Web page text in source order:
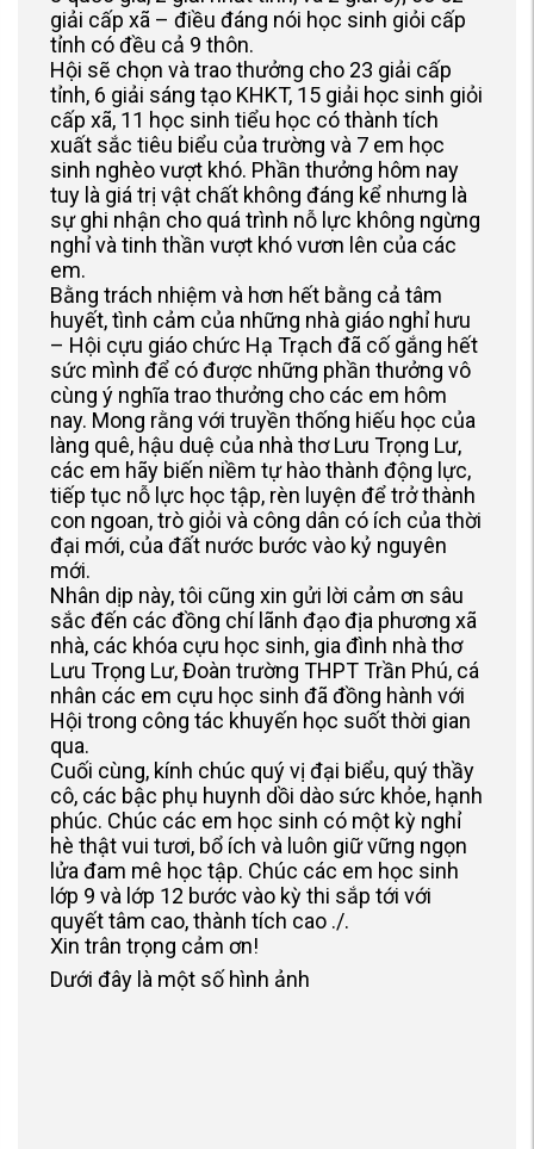
giải cấp xã – điều đáng nói học sinh giỏi cấp
tỉnh có đều cả 9 thôn.
Hội sẽ chọn và trao thưởng cho 23 giải cấp
tỉnh, 6 giải sáng tạo KHKT, 15 giải học sinh giỏi
cấp xã, 11 học sinh tiểu học có thành tích
xuất sắc tiêu biểu của trường và 7 em học
sinh nghèo vượt khó. Phần thưởng hôm nay
tuy là giá trị vật chất không đáng kể nhưng là
sự ghi nhận cho quá trình nỗ lực không ngừng
nghỉ và tinh thần vượt khó vươn lên của các
em.
Bằng trách nhiệm và hơn hết bằng cả tâm
huyết, tình cảm của những nhà giáo nghỉ hưu
– Hội cựu giáo chức Hạ Trạch đã cố gắng hết
sức mình để có được những phần thưởng vô
cùng ý nghĩa trao thưởng cho các em hôm
nay. Mong rằng với truyền thống hiếu học của
làng quê, hậu duệ của nhà thơ Lưu Trọng Lư,
các em hãy biến niềm tự hào thành động lực,
tiếp tục nỗ lực học tập, rèn luyện để trở thành
con ngoan, trò giỏi và công dân có ích của thời
đại mới, của đất nước bước vào kỷ nguyên
mới.
Nhân dịp này, tôi cũng xin gửi lời cảm ơn sâu
sắc đến các đồng chí lãnh đạo địa phương xã
nhà, các khóa cựu học sinh, gia đình nhà thơ
Lưu Trọng Lư, Đoàn trường THPT Trần Phú, cá
nhân các em cựu học sinh đã đồng hành với
Hội trong công tác khuyến học suốt thời gian
qua.
Cuối cùng, kính chúc quý vị đại biểu, quý thầy
cô, các bậc phụ huynh dồi dào sức khỏe, hạnh
phúc. Chúc các em học sinh có một kỳ nghỉ
hè thật vui tươi, bổ ích và luôn giữ vững ngọn
lửa đam mê học tập. Chúc các em học sinh
lớp 9 và lớp 12 bước vào kỳ thi sắp tới với
quyết tâm cao, thành tích cao ./.
Xin trân trọng cảm ơn!
Dưới đây là một số hình ảnh